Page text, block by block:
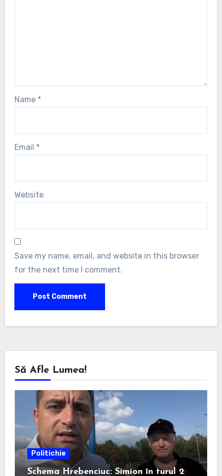
Name *
Email *
Website
Save my name, email, and website in this browser
for the next time I comment.
Să Afle Lumea!
Politichie
Schema Hrebenciuc: Simion în turul 2